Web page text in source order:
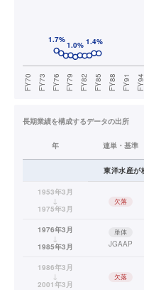
長期業績を構成するデータの出所
年 連単・基準
東洋水産が
1953年3月
↓
1975年3月
欠落
1976年3月
↓
1985年3月
単体
JGAAP
1986年3月
↓
2001年3月
欠落